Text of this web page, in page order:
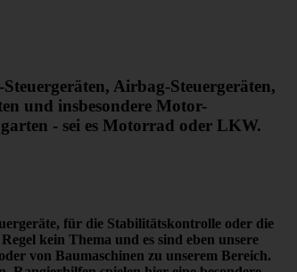
Airbag-Steuergeräten,
und insbesondere Motor-
- sei es Motorrad oder LKW.
für die Stabilitätskontrolle oder die
kein Thema und es sind eben unsere
von Baumaschinen zu unserem Bereich.